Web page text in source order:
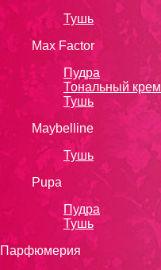
Тушь
Max Factor
Пудра
Тональный крем
Тушь
Maybelline
Тушь
Pupa
Пудра
Тушь
Парфюмерия